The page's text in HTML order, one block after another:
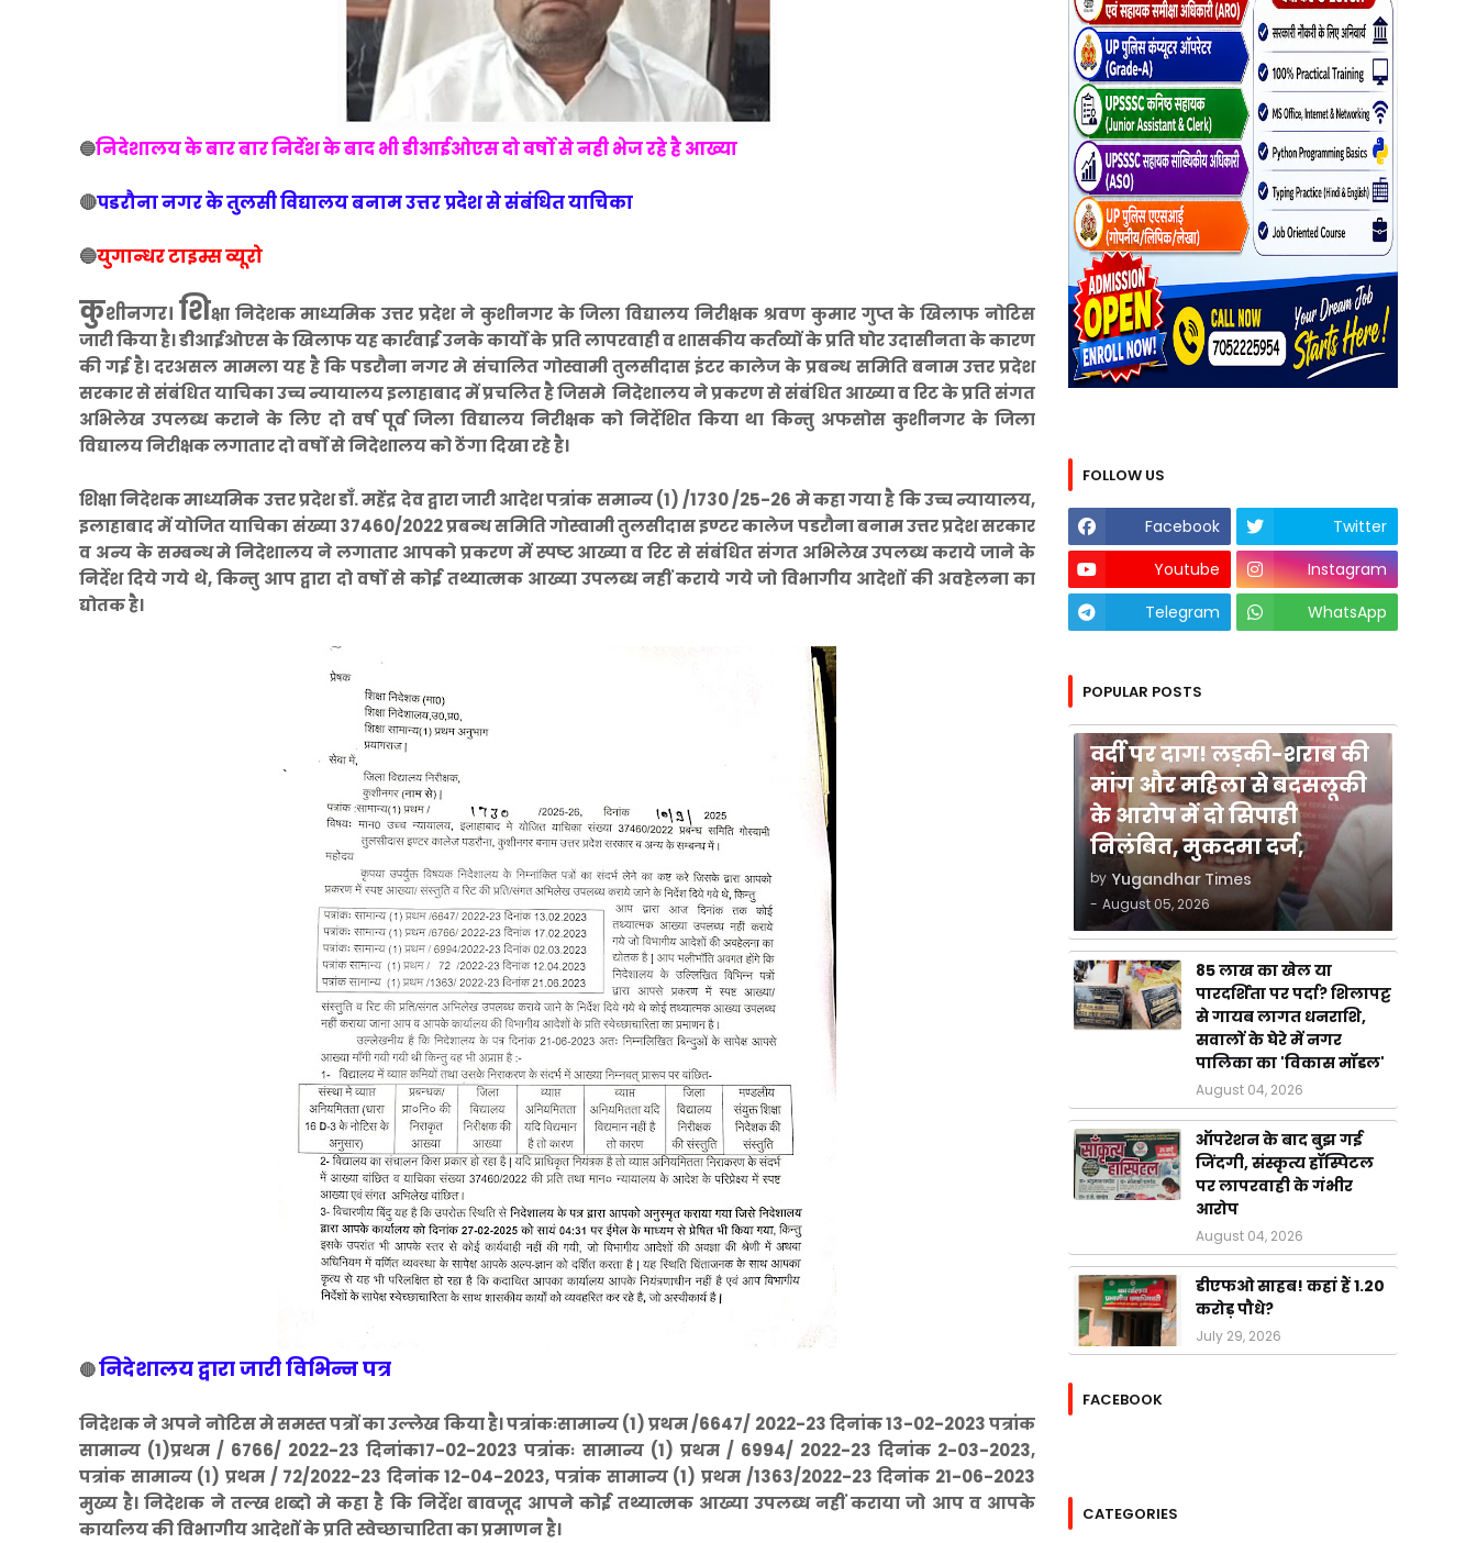
🔵निदेशालय के बार बार निर्देश के बाद भी डीआईओएस दो वर्षो से नही भेज रहे है आख्या
🔴पडरौना नगर के तुलसी विद्यालय बनाम उत्तर प्रदेश से संबंधित याचिका
🔵युगान्धर टाइम्स व्यूरो
कुशीनगर। शिक्षा निदेशक माध्यमिक उत्तर प्रदेश ने कुशीनगर के जिला विद्यालय निरीक्षक श्रवण कुमार गुप्त के खिलाफ नोटिस
जारी किया है। डीआईओएस के खिलाफ यह कार्रवाई उनके कार्यो के प्रति लापरवाही व शासकीय कर्तव्यों के प्रति घोर उदासीनता के कारण
की गई है। दरअसल मामला यह है कि पडरौना नगर मे संचालित गोस्वामी तुलसीदास इंटर कालेज के प्रबन्ध समिति बनाम उत्तर प्रदेश
सरकार से संबंधित याचिका उच्च न्यायालय इलाहाबाद में प्रचलित है जिसमे निदेशालय ने प्रकरण से संबंधित आख्या व रिट के प्रति संगत
अभिलेख उपलब्ध कराने के लिए दो वर्ष पूर्व जिला विद्यालय निरीक्षक को निर्देशित किया था किन्तु अफसोस कुशीनगर के जिला
विद्यालय निरीक्षक लगातार दो वर्षो से निदेशालय को ठेंगा दिखा रहे है।
शिक्षा निदेशक माध्यमिक उत्तर प्रदेश डाँ. महेंद्र देव द्वारा जारी आदेश पत्रांक समान्य (1) /1730 /25-26 मे कहा गया है कि उच्च न्यायालय,
इलाहाबाद में योजित याचिका संख्या 37460/2022 प्रबन्ध समिति गोस्वामी तुलसीदास इण्टर कालेज पडरौना बनाम उत्तर प्रदेश सरकार
व अन्य के सम्बन्ध मे निदेशालय ने लगातार आपको प्रकरण में स्पष्ट आख्या व रिट से संबंधित संगत अभिलेख उपलब्ध कराये जाने के
निर्देश दिये गये थे, किन्तु आप द्वारा दो वर्षो से कोई तथ्यात्मक आख्या उपलब्ध नहीं कराये गये जो विभागीय आदेशों की अवहेलना का
द्योतक है।
🔴निदेशालय द्वारा जारी विभिन्न पत्र
निदेशक ने अपने नोटिस मे समस्त पत्रों का उल्लेख किया है। पत्रांकःसामान्य (1) प्रथम /6647/ 2022-23 दिनांक 13-02-2023 पत्रांक
सामान्य (1)प्रथम / 6766/ 2022-23 दिनांक17-02-2023 पत्रांकः सामान्य (1) प्रथम / 6994/ 2022-23 दिनांक 2-03-2023,
पत्रांक सामान्य (1) प्रथम / 72/2022-23 दिनांक 12-04-2023, पत्रांक सामान्य (1) प्रथम /1363/2022-23 दिनांक 21-06-2023
मुख्य है। निदेशक ने तल्ख शब्दो मे कहा है कि निर्देश बावजूद आपने कोई तथ्यात्मक आख्या उपलब्ध नहीं कराया जो आप व आपके
कार्यालय की विभागीय आदेशों के प्रति स्वेच्छाचारिता का प्रमाणन है।
FOLLOW US
Facebook
Twitter
Youtube
Instagram
Telegram
WhatsApp
POPULAR POSTS
वर्दी पर दाग! लड़की-शराब की
मांग और महिला से बदसलूकी
के आरोप में दो सिपाही
निलंबित, मुकदमा दर्ज,
by Yugandhar Times
- August 05, 2026
85 लाख का खेल या
पारदर्शिता पर पर्दा? शिलापट्ट
से गायब लागत धनराशि,
सवालों के घेरे में नगर
पालिका का 'विकास मॉडल'
August 04, 2026
ऑपरेशन के बाद बुझ गई
जिंदगी, संस्कृत्य हॉस्पिटल
पर लापरवाही के गंभीर
आरोप
August 04, 2026
डीएफओ साहब! कहां हैं 1.20
करोड़ पौधे?
July 29, 2026
FACEBOOK
CATEGORIES